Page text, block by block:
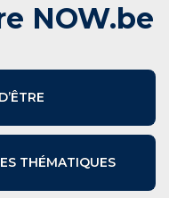
NOW.be
THÉMATIQUES